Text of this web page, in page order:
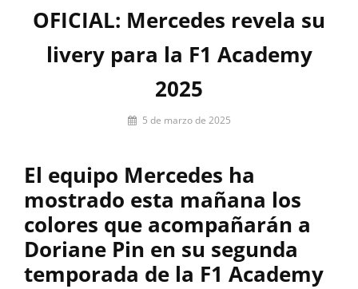
OFICIAL: Mercedes revela su
livery para la F1 Academy
2025
Por
Paquet
5 de marzo de 2025
El equipo Mercedes ha
mostrado esta mañana los
colores que acompañarán a
Doriane Pin en su segunda
temporada de la F1 Academy